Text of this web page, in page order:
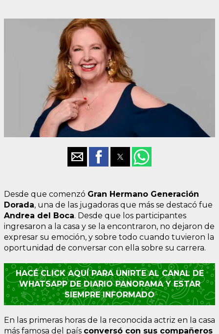
Desde que comenzó Gran Hermano Generación
Dorada, una de las jugadoras que más se destacó fue
Andrea del Boca. Desde que los participantes
ingresaron a la casa y se la encontraron, no dejaron de
expresar su emoción, y sobre todo cuando tuvieron la
oportunidad de conversar con ella sobre su carrera.
HACÉ CLICK AQUÍ PARA UNIRTE AL CANAL DE
WHATSAPP DE DIARIO PANORAMA Y ESTAR
SIEMPRE INFORMADO
En las primeras horas de la reconocida actriz en la casa
más famosa del país conversó con sus compañeros